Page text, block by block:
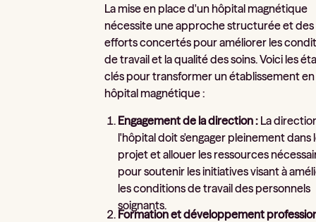
La mise en place d'un hôpital magnétique
nécessite une approche structurée et des
efforts concertés pour améliorer les
de travail et la qualité des soins. Voici les
clés pour transformer un établissement en
hôpital magnétique :
Engagement de la direction : La
l'hôpital doit s'engager pleinement dans
projet et allouer les ressources
pour soutenir les initiatives visant à
les conditions de travail des personnels
soignants.
Formation et développement